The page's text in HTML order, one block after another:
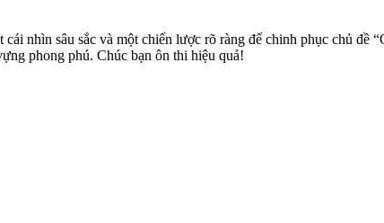
nhìn sâu sắc và một chiến lược rõ ràng để chinh phục chủ
phong phú. Chúc bạn ôn thi hiệu quả!